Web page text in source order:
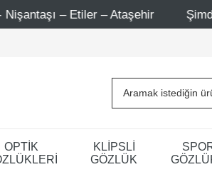
Şimdi Üye ol ! 5000 TL
OPTİK
KLİPSLİ
GÖZLÜK